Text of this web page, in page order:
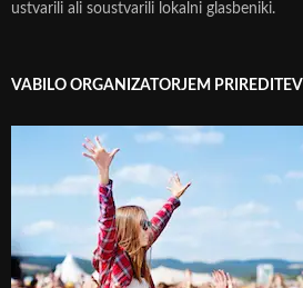
ustvarili ali soustvarili lokalni glasbeniki.
VABILO ORGANIZATORJEM PRIREDITEV